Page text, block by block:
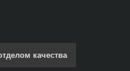
качества